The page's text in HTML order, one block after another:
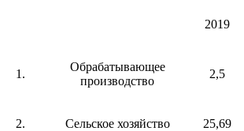
2019
1.
Обрабатывающее
производство
2,5
2. Сельское хозяйство 25,69